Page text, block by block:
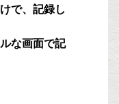
で、記録し
な画面で記